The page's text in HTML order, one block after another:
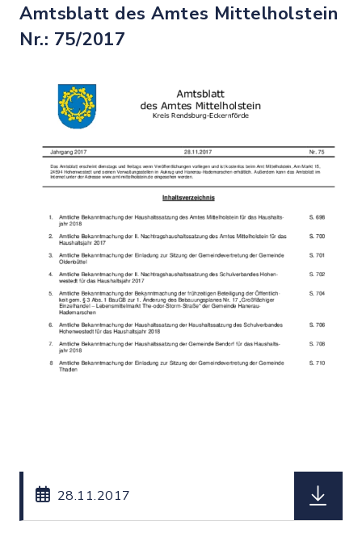
Amtsblatt des Amtes Mittelholstein
Nr.: 75/2017
28.11.2017